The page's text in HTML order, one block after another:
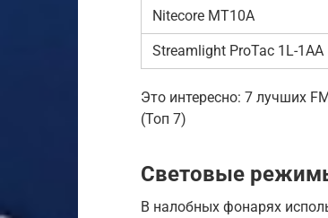
Nitecore MT10A
Streamlight ProTac 1L-1AA
Это интересно: 7 лучших
(Топ 7)
Световые
В налобных фонарях